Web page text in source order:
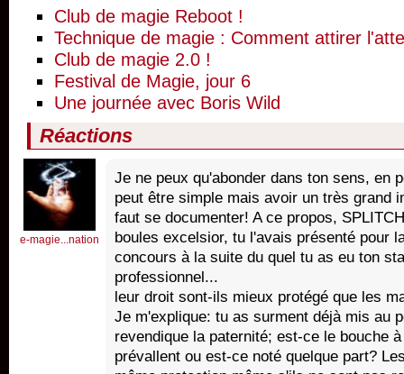
Club de magie Reboot !
Technique de magie : Comment attirer
Club de magie 2.0 !
Festival de Magie, jour 6
Une journée avec Boris Wild
Réactions
e-magie...nation
Je ne peux qu'abonder dans ton sens, en
peut être simple mais avoir un très grand
faut se documenter! A ce propos,
boules excelsior, tu l'avais présenté pour
concours à la suite du quel tu as eu ton
professionnel...
leur droit sont-ils mieux protégé que les
Je m'explique: tu as surment déjà mis au
revendique la paternité; est-ce le bouche
prévallent ou est-ce noté quelque part?